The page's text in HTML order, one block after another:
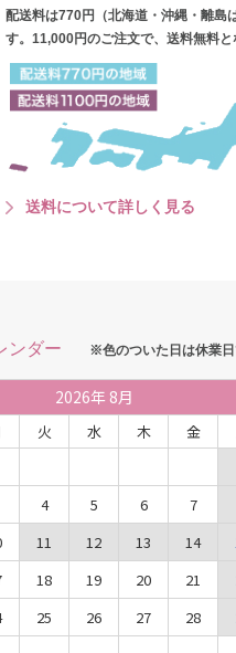
配送料は770円（北海道・沖縄・離島
す。11,000円のご注文で、送料無料と
送料について詳しく見る
ンダー ※色のついた日は休業日
2026年 8月
火 水 木 金
4 5 6 7
11 12 13 14
18 19 20 21
25 26 27 28